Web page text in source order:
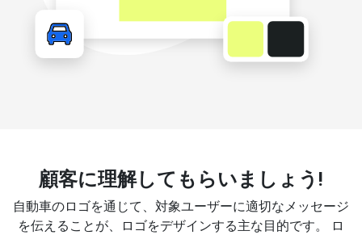
顧客に理解してもらいましょう!
自動車のロゴを通じて、対象ユーザーに適切なメッセージ
を伝えることが、ロゴをデザインする主な目的です。 ロ